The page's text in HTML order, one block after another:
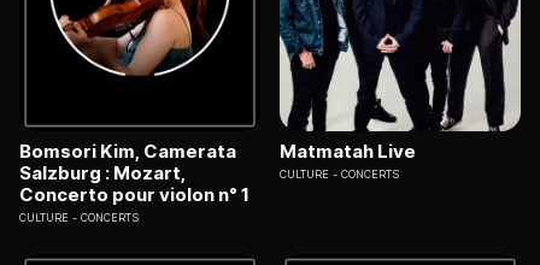
Bomsori Kim, Camerata
Salzburg : Mozart,
Concerto pour violon n° 1
CULTURE CONCERTS
Matmatah Live
CULTURE CONCERTS